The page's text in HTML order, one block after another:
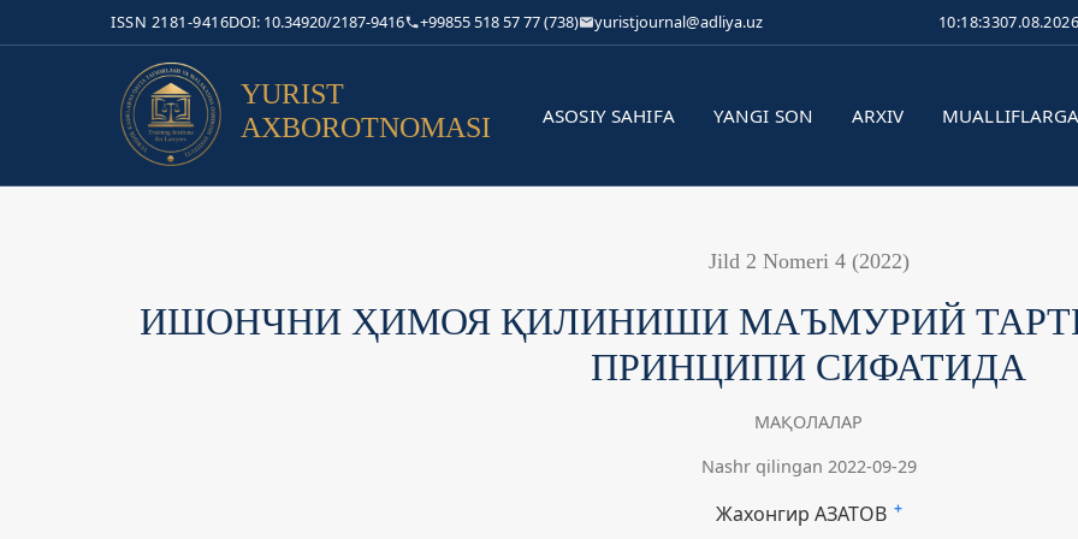
ISSN 2181-9416DOI: 10.34920/2187-9416 +99855 518 57 77 (738) yuristjournal@adliya.uz 10:18:34
YURIST
AXBOROTNOMASI
ASOSIY SAHIFA YANGI SON ARXIV MUALLIFLARGA
Jild 2 Nomeri 4 (2022)
ИШОНЧНИ ҲИМОЯ ҚИЛИНИШИ МАЪМУРИЙ
ПРИНЦИПИ СИФАТИДА
МАҚОЛАЛАР
Nashr qilingan 2022-09-29
Жахонгир АЗАТОВ +